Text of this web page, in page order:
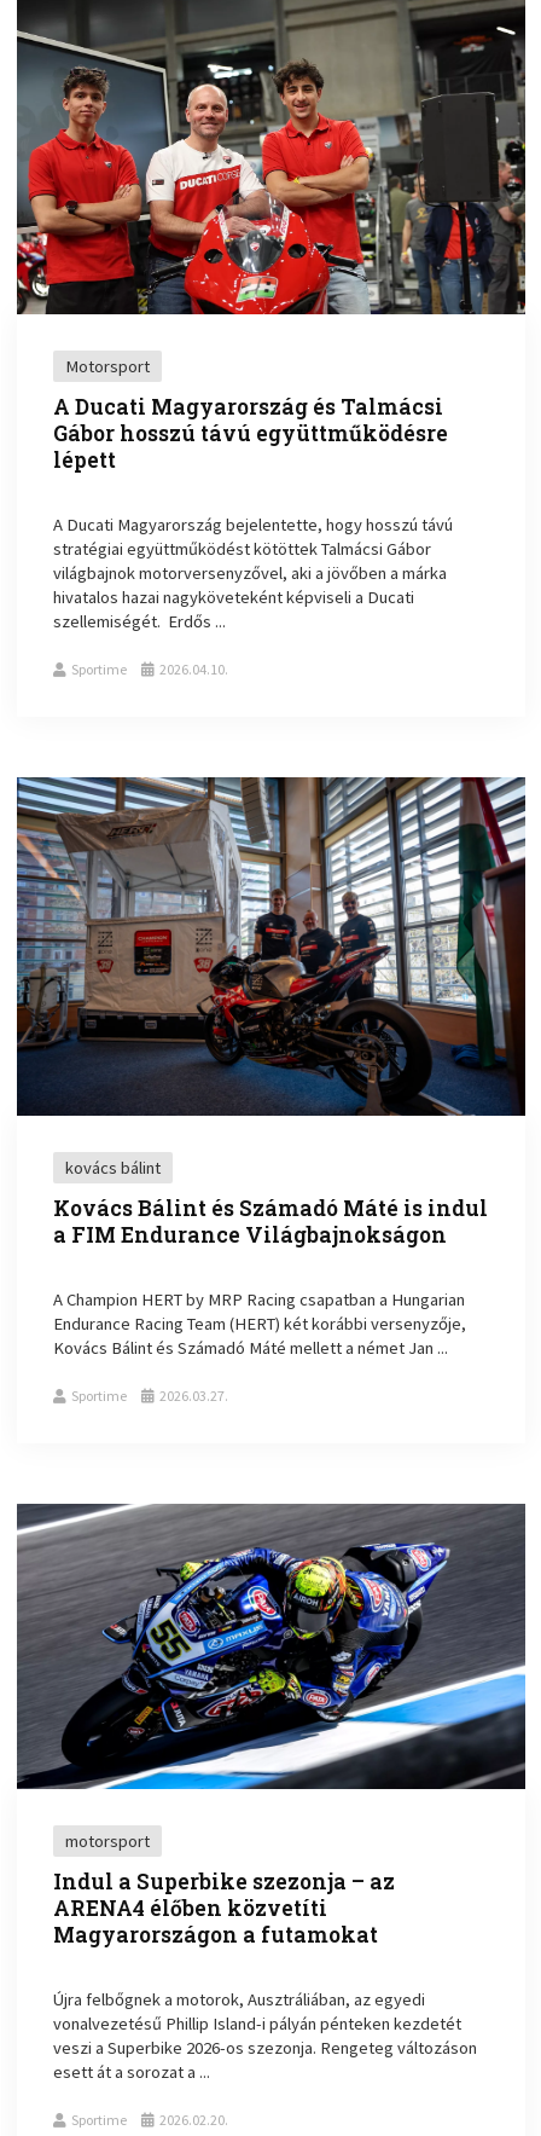
Motorsport
A Ducati Magyarország és Talmácsi
Gábor hosszú távú együttműködésre
lépett
A Ducati Magyarország bejelentette, hogy hosszú távú
stratégiai együttműködést kötöttek Talmácsi Gábor
világbajnok motorversenyzővel, aki a jövőben a márka
hivatalos hazai nagyköveteként képviseli a Ducati
szellemiségét. Erdős ...
Sportime 2026.04.10.
kovács bálint
Kovács Bálint és Számadó Máté is indul
a FIM Endurance Világbajnokságon
A Champion HERT by MRP Racing csapatban a Hungarian
Endurance Racing Team (HERT) két korábbi versenyzője,
Kovács Bálint és Számadó Máté mellett a német Jan ...
Sportime 2026.03.27.
motorsport
Indul a Superbike szezonja – az
ARENA4 élőben közvetíti
Magyarországon a futamokat
Újra felbőgnek a motorok, Ausztráliában, az egyedi
vonalvezetésű Phillip Island-i pályán pénteken kezdetét
veszi a Superbike 2026-os szezonja. Rengeteg változáson
esett át a sorozat a ...
Sportime 2026.02.20.